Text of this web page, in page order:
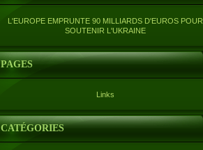
L'EUROPE EMPRUNTE 90 MILLIARDS D'EUROS POUR
SOUTENIR L'UKRAINE
PAGES
Links
CATÉGORIES